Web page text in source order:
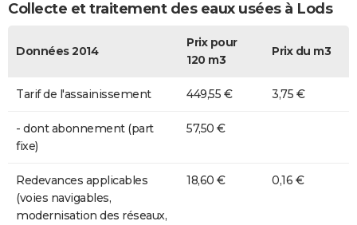
Collecte et traitement des eaux usées à Lods
Données 2014
Prix pour
120 m3
Prix du m3
Tarif de l'assainissement 449,55 € 3,75 €
- dont abonnement (part
fixe)
57,50 €
Redevances applicables
(voies navigables,
modernisation des réseaux,
18,60 € 0,16 €